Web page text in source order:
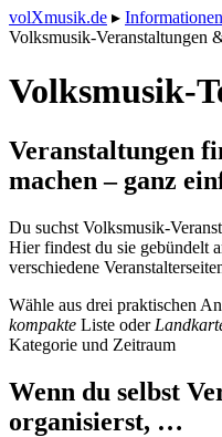
volXmusik.de ▸ Informationen
Volksmusik-Veranstaltungen
Volksmusik-
Veranstaltungen
machen – ganz
Du suchst Volksmusik-
Hier findest du sie gebündelt
verschiedene
Wähle aus drei praktischen
kompakte Liste oder
Kategorie und Zeitraum
Wenn du selbst
organisierst, …